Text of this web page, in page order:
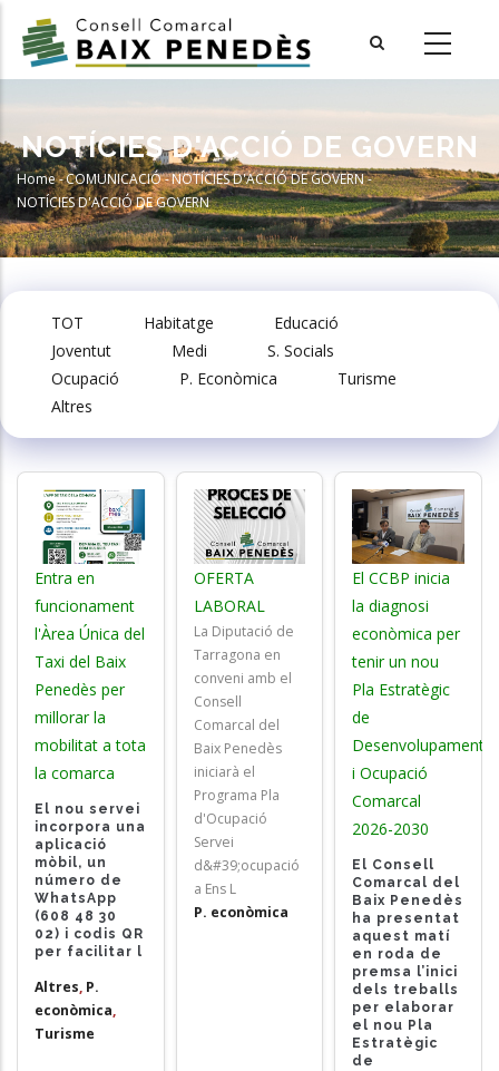
main
NOTÍCIES D'ACCIÓ DE GOVERN
Breadcrumb
Home-COMUNICACIÓ-NOTÍCIES D'ACCIÓ DE GOVERN-
NOTÍCIES D'ACCIÓ DE GOVERN
TOT Habitatge
Educació
Joventut
Medi
S. Socials
Ocupació
P. Econòmica
Turisme
Altres
Entra en
funcionament
l'Àrea Única del
Taxi del Baix
Penedès per
millorar la
mobilitat a tota
la comarca
El nou servei
incorpora una
aplicació
mòbil, un
número de
WhatsApp
(608 48 30
02) i codis QR
per facilitar l
Altres, P.
econòmica,
Turisme
OFERTA
LABORAL
La Diputació de
Tarragona en
conveni amb el
Consell
Comarcal del
Baix Penedès
iniciarà el
Programa Pla
d'Ocupació
Servei
d&#39;ocupació
a Ens L
P. econòmica
El CCBP inicia
la diagnosi
econòmica per
tenir un nou
Pla Estratègic
de
Desenvolupament
i Ocupació
Comarcal
2026-2030
El Consell
Comarcal del
Baix Penedès
ha presentat
aquest matí
en roda de
premsa l’inici
dels treballs
per elaborar
el nou Pla
Estratègic
de